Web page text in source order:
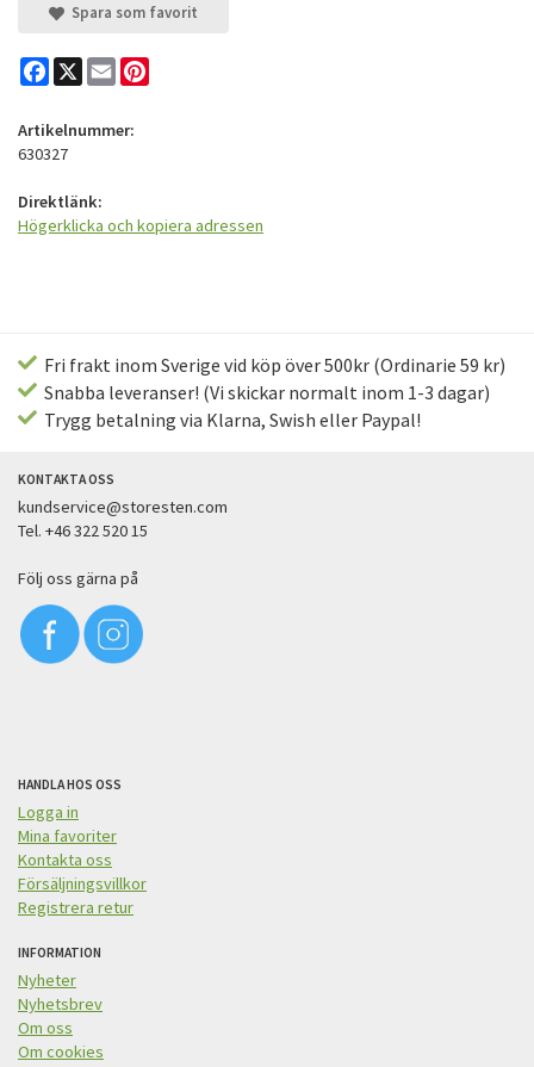
Spara som favorit
Facebook
X Email
Artikelnummer:
630327
Direktlänk:
Högerklicka och kopiera adressen
Fri frakt inom Sverige vid köp över 500kr (Ordinarie 59 kr)
Snabba leveranser! (Vi skickar normalt inom 1-3 dagar)
Trygg betalning via Klarna, Swish eller Paypal!
KONTAKTA OSS
kundservice@storesten.com
Tel. +46 322 520 15
Följ oss gärna på
HANDLA HOS OSS
Logga in
Mina favoriter
Kontakta oss
Försäljningsvillkor
Registrera retur
INFORMATION
Nyheter
Nyhetsbrev
Om oss
Om cookies